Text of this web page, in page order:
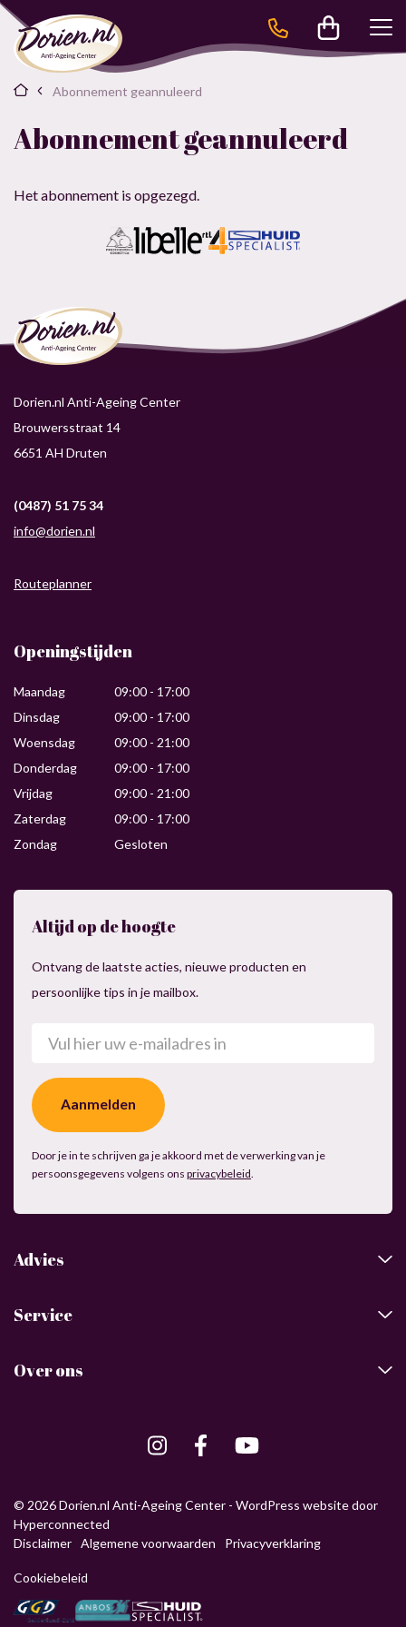
Abonnement geannuleerd
Abonnement geannuleerd
Het abonnement is opgezegd.
Dorien.nl Anti-Ageing Center
Brouwersstraat 14
6651 AH Druten
(0487) 51 75 34
info@dorien.nl
Routeplanner
Openingstijden
Maandag
09:00 - 17:00
Dinsdag
09:00 - 17:00
Woensdag
09:00 - 21:00
Donderdag
09:00 - 17:00
Vrijdag
09:00 - 21:00
Zaterdag
09:00 - 17:00
Zondag
Gesloten
Altijd op de hoogte
Ontvang de laatste acties, nieuwe producten en
persoonlijke tips in je mailbox.
(Vereist)
Door je in te schrijven ga je akkoord met de verwerking van je
persoonsgegevens volgens ons privacybeleid
Advies
Service
Over ons
© 2026 Dorien.nl Anti-Ageing Center - WordPress websitedoor
Hyperconnected
Disclaimer Algemene voorwaarden Privacyverklaring
Cookiebeleid